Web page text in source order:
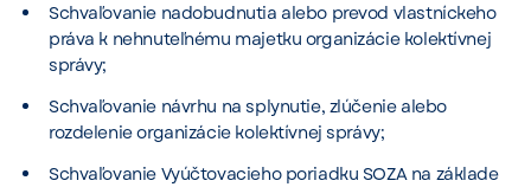
Schvaľovanie nadobudnutia alebo prevod vlastníckeho
práva k nehnuteľnému majetku organizácie kolektívnej
správy;
Schvaľovanie návrhu na splynutie, zlúčenie alebo
rozdelenie organizácie kolektívnej správy;
Schvaľovanie Vyúčtovacieho poriadku SOZA na základe